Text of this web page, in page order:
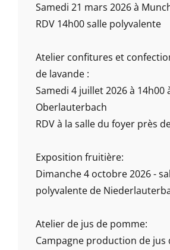
Samedi 21 mars 2026 à
RDV 14h00 salle polyvalente
Atelier confitures et
de lavande :
Samedi 4 juillet 2026 à 14h00
Oberlauterbach
RDV à la salle du foyer près
Exposition fruitière:
Dimanche 4 octobre 2026 -
polyvalente de
Atelier de jus de pomme:
Campagne production de jus